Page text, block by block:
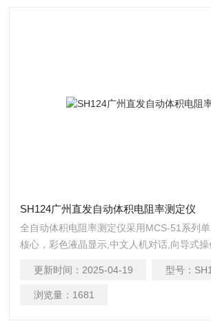
SH124广州直发自动体积电阻率测定仪
全自动体积电阻率测定仪采用MCS-51系列
核心，彩色液晶显示,中文人机对话,向导式
结合现代新的工艺方法研制而成。广州直发
定仪
更新时间： 2025-04-19 型号：
浏览量： 1681